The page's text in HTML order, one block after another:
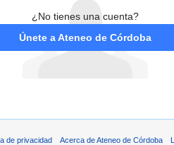
¿No tienes una cuenta?
Únete a Ateneo de Córdoba
de privacidad Acerca de Ateneo de Córdoba